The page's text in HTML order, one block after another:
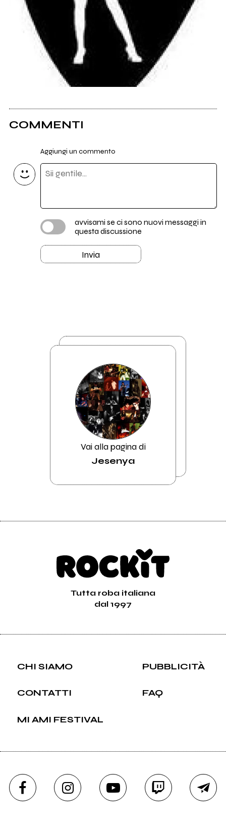
COMMENTI
Aggiungi un commento
avvisami se ci sono nuovi messaggi in
questa discussione
Invia
Vai alla pagina di
Jesenya
Tutta roba italiana
dal 1997
CHI SIAMO PUBBLICITÀ
CONTATTI FAQ
MI AMI FESTIVAL